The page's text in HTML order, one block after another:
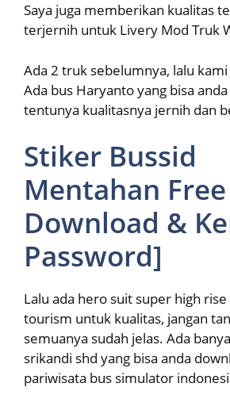
Saya juga memberikan kualitas
terjernih untuk Livery Mod Truk
Ada 2 truk sebelumnya, lalu
Ada bus Haryanto yang bisa
tentunya kualitasnya jernih dan
Stiker Bussid
Mentahan Free
Download &
Password]
Lalu ada hero suit super high rise
tourism untuk kualitas, jangan
semuanya sudah jelas. Ada
srikandi shd yang bisa anda
pariwisata bus simulator